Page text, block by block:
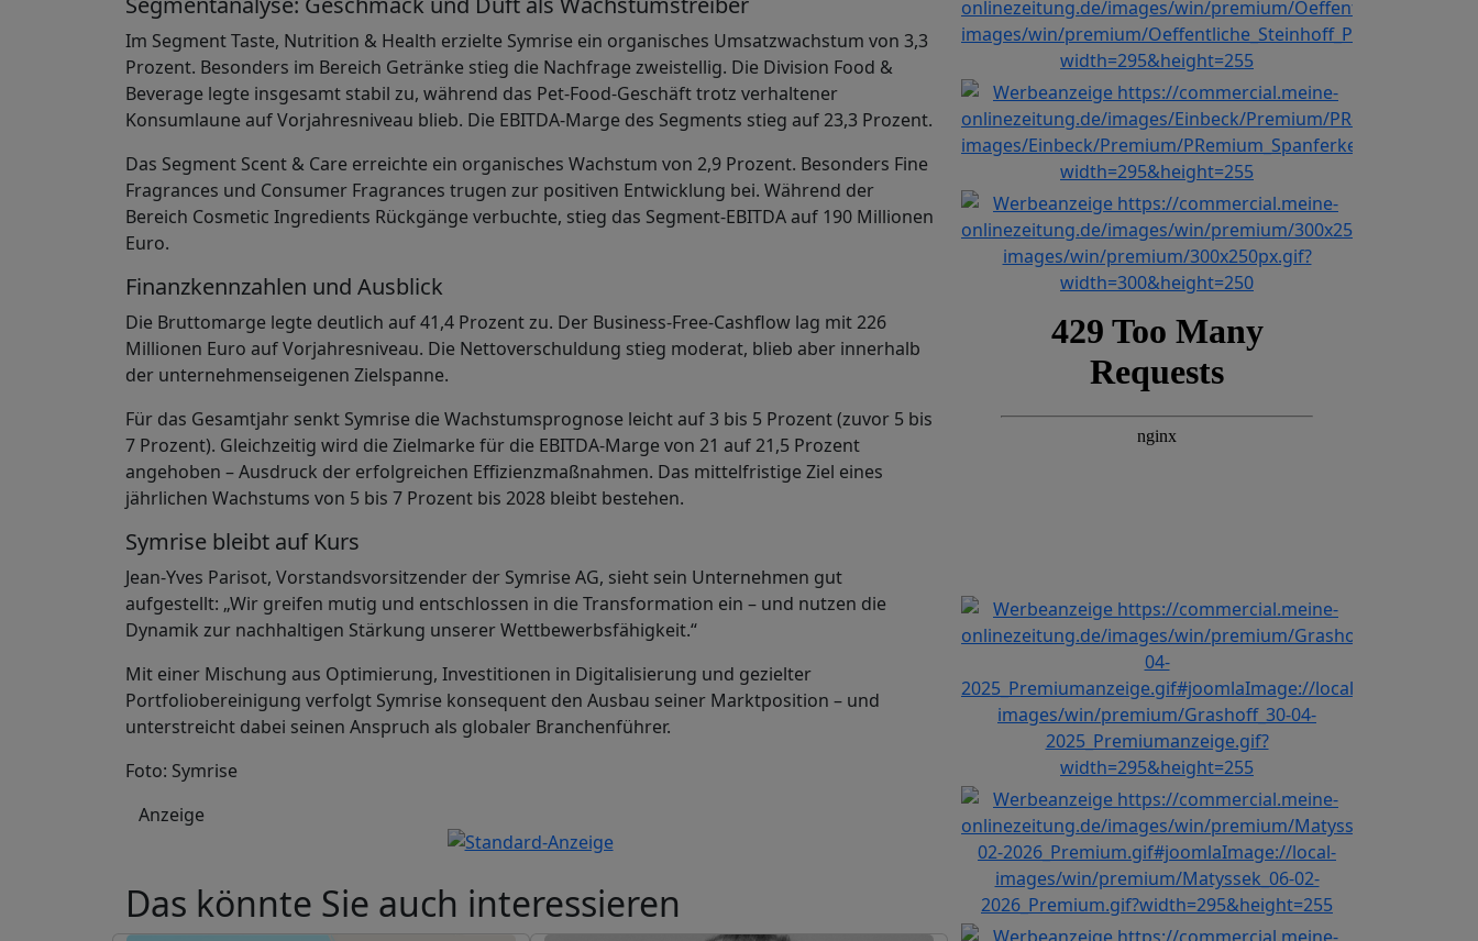
Im Segment Taste, Nutrition & Health erzielte Symrise ein organisches Umsatzwachstum von 3,3
Prozent. Besonders im Bereich Getränke stieg die Nachfrage zweistellig. Die Division Food &
Beverage legte insgesamt stabil zu, während das Pet-Food-Geschäft trotz verhaltener
Konsumlaune auf Vorjahresniveau blieb. Die EBITDA-Marge des Segments stieg auf 23,3 Prozent.
Das Segment Scent & Care erreichte ein organisches Wachstum von 2,9 Prozent. Besonders Fine
Fragrances und Consumer Fragrances trugen zur positiven Entwicklung bei. Während der
Bereich Cosmetic Ingredients Rückgänge verbuchte, stieg das Segment-EBITDA auf 190 Millionen
Euro.
Finanzkennzahlen und Ausblick
Die Bruttomarge legte deutlich auf 41,4 Prozent zu. Der Business-Free-Cashflow lag mit 226
Millionen Euro auf Vorjahresniveau. Die Nettoverschuldung stieg moderat, blieb aber innerhalb
der unternehmenseigenen Zielspanne.
Für das Gesamtjahr senkt Symrise die Wachstumsprognose leicht auf 3 bis 5 Prozent (zuvor 5 bis
7 Prozent). Gleichzeitig wird die Zielmarke für die EBITDA-Marge von 21 auf 21,5 Prozent
angehoben – Ausdruck der erfolgreichen Effizienzmaßnahmen. Das mittelfristige Ziel eines
jährlichen Wachstums von 5 bis 7 Prozent bis 2028 bleibt bestehen.
Symrise bleibt auf Kurs
Jean-Yves Parisot, Vorstandsvorsitzender der Symrise AG, sieht sein Unternehmen gut
aufgestellt: „Wir greifen mutig und entschlossen in die Transformation ein – und nutzen die
Dynamik zur nachhaltigen Stärkung unserer Wettbewerbsfähigkeit.“
Mit einer Mischung aus Optimierung, Investitionen in Digitalisierung und gezielter
Portfoliobereinigung verfolgt Symrise konsequent den Ausbau seiner Marktposition – und
unterstreicht dabei seinen Anspruch als globaler Branchenführer.
Foto: Symrise
Anzeige
Das könnte Sie auch interessieren